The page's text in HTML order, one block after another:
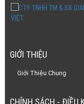
Giới Thiệu Chung
THỐNG KÊ TRUY CẬP
Đang online:
Tuần: